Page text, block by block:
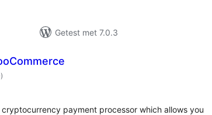
Getest met 7.0.3
totaal
waarderingen
)
payment processor which allows you